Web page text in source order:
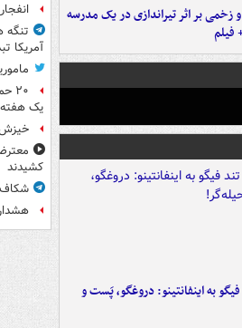
و زخمی بر اثر تیراندازی در یک مدرسه
فیلم
به اینفانتینو: دروغگو، پَست‌ و
تنگه
آمریکا
یک هفته
خیزش
کشیدند